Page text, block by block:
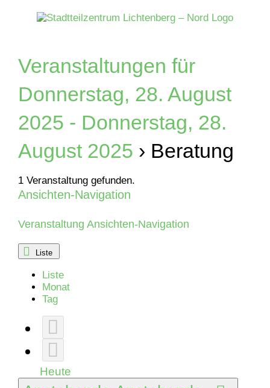
Veranstaltungen für
Donnerstag, 28. August
2025 - Donnerstag, 28.
August 2025 › Beratung
1 Veranstaltung gefunden.
Veranstaltungen
Ansichten-Navigation
Veranstaltung Ansichten-Navigation
Liste
Liste
Monat
Tag
Heute